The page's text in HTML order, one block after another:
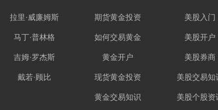
拉里·威廉姆斯
马丁·普林格
吉姆·罗杰斯
戴若·顾比
期货黄金投资
如何交易黄金
黄金开户
现货黄金投资
黄金交易知识
美股入门
美股开户
美股券商
美股交易知
美股个股资